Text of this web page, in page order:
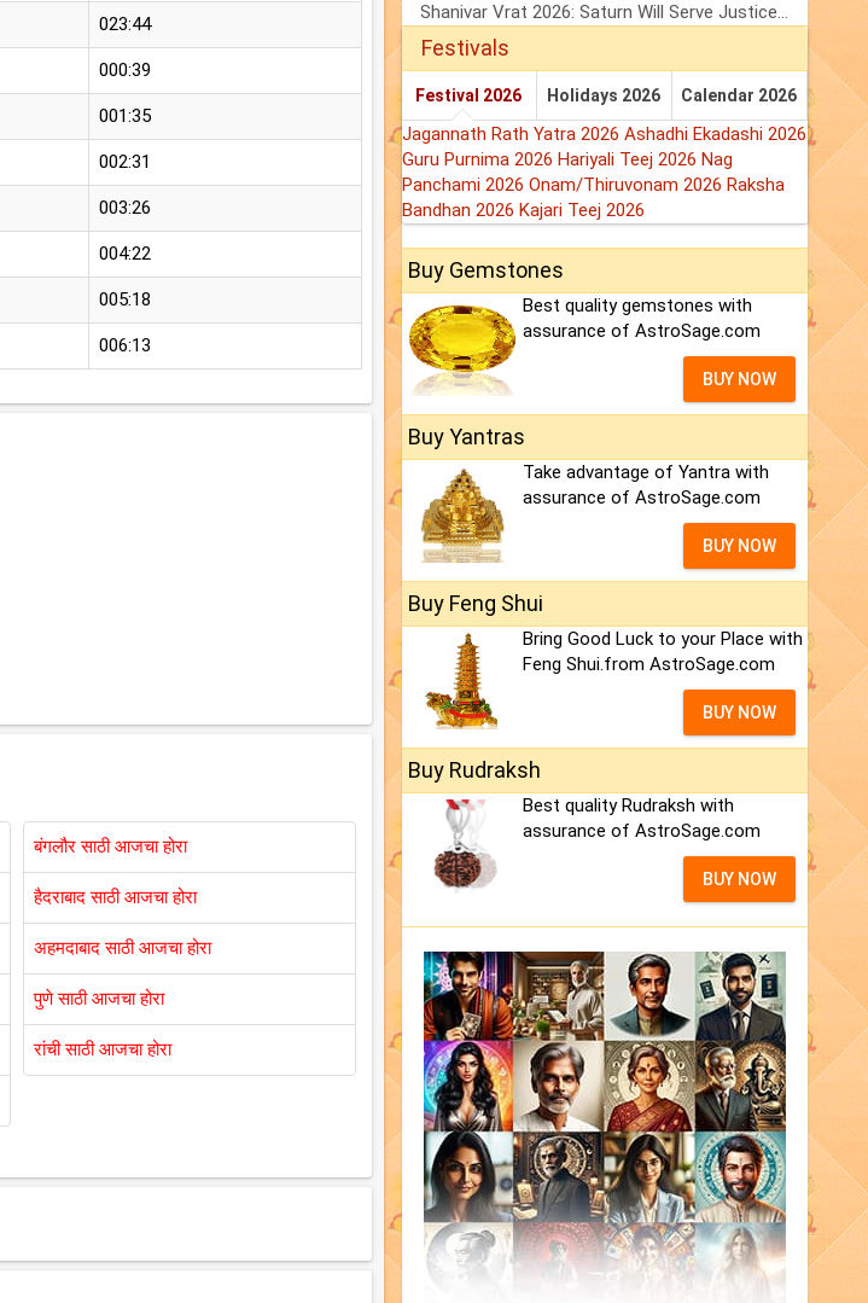
023:44
000:39
001:35
002:31
003:26
004:22
005:18
006:13
बंगलौर साठी आजचा होरा
हैदराबाद साठी आजचा होरा
अहमदाबाद साठी आजचा होरा
पुणे साठी आजचा होरा
रांची साठी आजचा होरा
Shanivar Vrat 2026: Saturn Will Serve Justice In Sawan Month!
Festivals
Festival 2026 Holidays 2026 Calendar 2026
Jagannath Rath Yatra 2026 Ashadhi Ekadashi 2026
Guru Purnima 2026 Hariyali Teej 2026 Nag
Panchami 2026 Onam/Thiruvonam 2026 Raksha
Bandhan 2026 Kajari Teej 2026
Buy Gemstones
Best quality gemstones with
assurance of AstroSage.com
BUY NOW
Buy Yantras
Take advantage of Yantra with
assurance of AstroSage.com
BUY NOW
Buy Feng Shui
Bring Good Luck to your Place with
Feng Shui.from AstroSage.com
BUY NOW
Buy Rudraksh
Best quality Rudraksh with
assurance of AstroSage.com
BUY NOW